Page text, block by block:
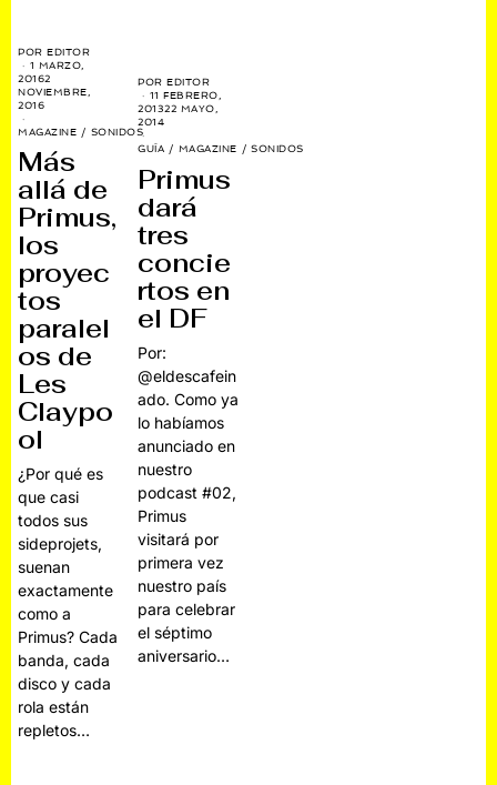
POREDITOR
1 MARZO,
20162
NOVIEMBRE,
2016
MAGAZINE / SONIDOS
Más
allá de
Primus,
los
proyec
tos
paralel
os de
Les
Claypo
ol
¿Por qué es
que casi
todos sus
sideprojets,
suenan
exactamente
como a
Primus? Cada
banda, cada
disco y cada
rola están
repletos…
POREDITOR
11 FEBRERO,
201322 MAYO,
2014
GUÍA / MAGAZINE / SONIDOS
Primus
dará
tres
concie
rtos en
el DF
Por:
@eldescafein
ado. Como ya
lo habíamos
anunciado en
nuestro
podcast #02,
Primus
visitará por
primera vez
nuestro país
para celebrar
el séptimo
aniversario…